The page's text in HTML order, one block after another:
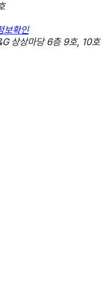
보확인
상상마당 6층 9호, 10호